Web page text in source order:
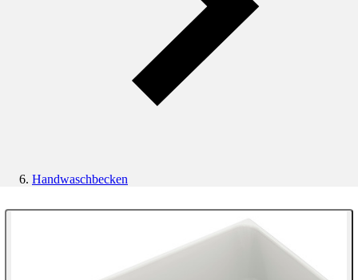
Handwaschbecken